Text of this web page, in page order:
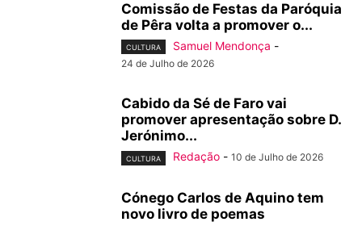
Comissão de Festas da Paróquia
de Pêra volta a promover o...
CULTURA Samuel Mendonça -
24 de Julho de 2026
Cabido da Sé de Faro vai
promover apresentação sobre D.
Jerónimo...
CULTURA Redação - 10 de Julho de 2026
Cónego Carlos de Aquino tem
novo livro de poemas